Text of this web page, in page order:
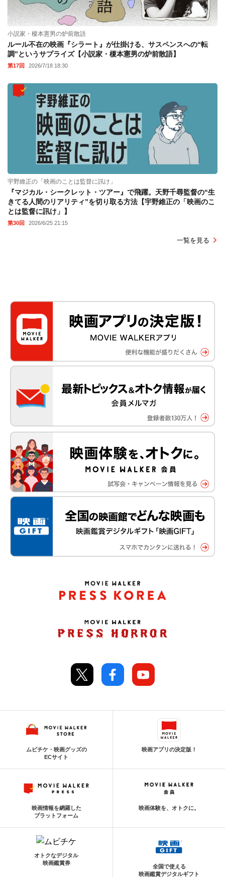
小説家・榎本憲男の炉前散語
ルール不在の映画『シラート』が仕掛ける、サスペンスへの“転
調”というサプライズ【小説家・榎本憲男の炉前散語】
第17回 2026/7/18 18:30
宇野維正の「映画のことは監督に訊け」
『マジカル・シークレット・ツアー』で飛躍。天野千尋監督の“生
きてる人間のリアリティ”を切り取る方法【宇野維正の「映画のこ
とは監督に訊け」】
第30回 2026/6/25 21:15
一覧を見る
ムビチケ・映画グッズの
ECサイト
映画アプリの決定版！
映画情報を網羅した
プラットフォーム
映画体験を、オトクに。
オトクなデジタル
映画鑑賞券
全国で使える
映画鑑賞デジタルギフト